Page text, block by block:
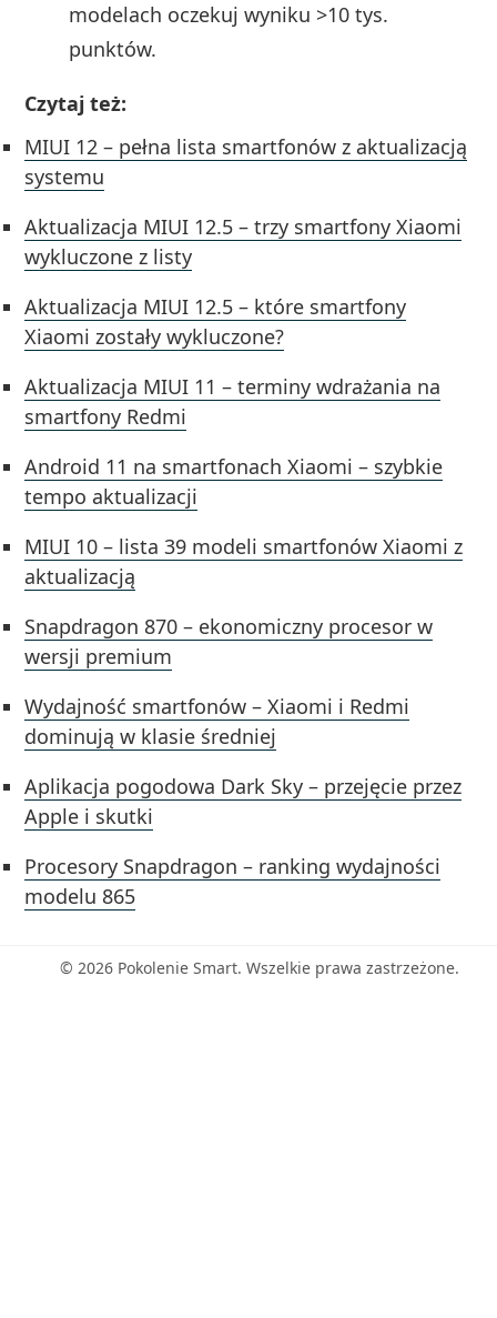
modelach oczekuj wyniku >10 tys.
punktów.
Czytaj też:
MIUI 12 – pełna lista smartfonów z aktualizacją
systemu
Aktualizacja MIUI 12.5 – trzy smartfony Xiaomi
wykluczone z listy
Aktualizacja MIUI 12.5 – które smartfony
Xiaomi zostały wykluczone?
Aktualizacja MIUI 11 – terminy wdrażania na
smartfony Redmi
Android 11 na smartfonach Xiaomi – szybkie
tempo aktualizacji
MIUI 10 – lista 39 modeli smartfonów Xiaomi z
aktualizacją
Snapdragon 870 – ekonomiczny procesor w
wersji premium
Wydajność smartfonów – Xiaomi i Redmi
dominują w klasie średniej
Aplikacja pogodowa Dark Sky – przejęcie przez
Apple i skutki
Procesory Snapdragon – ranking wydajności
modelu 865
© 2026 Pokolenie Smart. Wszelkie prawa zastrzeżone.